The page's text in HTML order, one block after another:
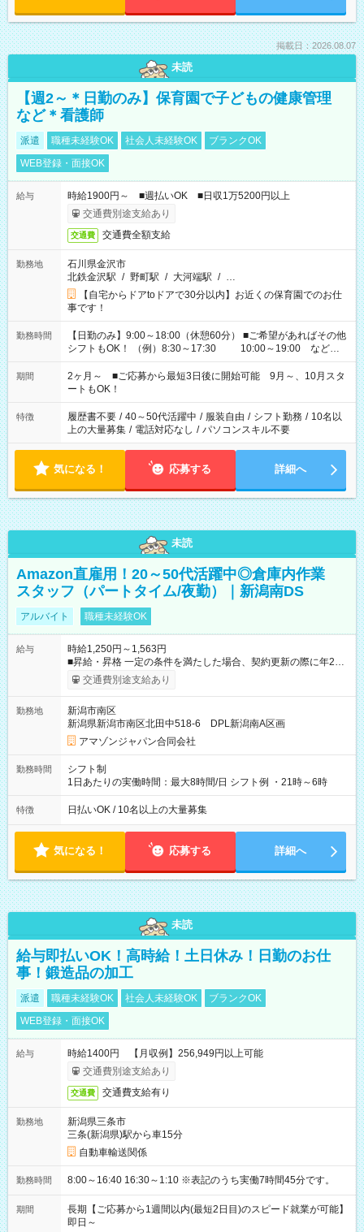
掲載日：2026.08.07
未読
【週2～＊日勤のみ】保育園で子どもの健康管理
など＊看護師
派遣 職種未経験OK 社会人未経験OK
ブランクOK
WEB登録・面接OK
給与
時給1900円～ ■週払いOK ■日収1万5200円以上
交通費別途支給あり
交通費 交通費全額支給
勤務地
石川県金沢市
北鉄金沢駅 / 野町駅 / 大河端駅 / …
【自宅からドアtoドアで30分以内】お近くの保育園でのお仕
事です！
勤務時間
【日勤のみ】9:00～18:00（休憩60分） ■ご希望があればその他
シフトもOK！ （例）8:30～17:30 10:00～19:00 など
「家族とお休みを合わせたい」 「余裕を持って夕飯の準備がし
たい」 「できれば残業はしたくない」 など、ご希望があれば教
えてくださいね。 ※Wワーク希望の方へ 今ご覧のお仕事で希望
する勤務時間と、もう1つのお仕事の勤務時間。 合計で週40時
間を超える場合は応募できません
期間
2ヶ月～ ■ご応募から最短3日後に開始可能 9月～、10月スタ
ートもOK！
特徴 履歴書不要 / 40～50代活躍中 / 服装自由 / シフト勤務 / 10名以
上の大量募集 / 電話対応なし / パソコンスキル不要
気になる！ 応募する 詳細へ
未読
Amazon直雇用！20～50代活躍中◎倉庫内作業
スタッフ（パートタイム/夜勤）｜新潟南DS
アルバイト 職種未経験OK
給与
時給1,250円～1,563円
■昇給・昇格 一定の条件を満たした場合、契約更新の際に年2回
まで昇給の機会があります。 ■正社員登用制度あり ※月末締/翌
月25日支払い ※時間外手当、別途支給 ※深夜割増賃金 (22:00～
☆Amazon直雇用で安定して働けます！ 【試用期間】試用期間
あり 試用期間の長さ：1週間 雇用形態、給与は本採用時と同じ
です。
交通費別途支給あり
勤務地
新潟市南区
新潟県新潟市南区北田中518-6 DPL新潟南A区画
アマゾンジャパン合同会社
勤務時間
シフト制
1日あたりの実働時間：最大8時間/日 シフト例 ・21時～6時
特徴 日払いOK / 10名以上の大量募集
気になる！ 応募する 詳細へ
未読
給与即払いOK！高時給！土日休み！日勤のお仕
事！鍛造品の加工
派遣 職種未経験OK 社会人未経験OK
ブランクOK
WEB登録・面接OK
給与
時給1400円 【月収例】256,949円以上可能
交通費別途支給あり
交通費 交通費支給有り
勤務地
新潟県三条市
三条(新潟県)駅から車15分
自動車輸送関係
勤務時間 8:00～16:40 16:30～1:10 ※表記のうち実働7時間45分です。
期間
長期【ご応募から1週間以内(最短2日目)のスピード就業が可能】
即日～